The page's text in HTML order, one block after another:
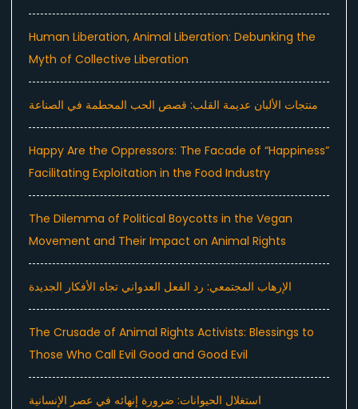
Human Liberation, Animal Liberation: Debunking the
Myth of Collective Liberation
منتجات الألبان عديمة القلب: قصص الحب المحطمة في الصناعة
Happy Are the Oppressors: The Facade of “Happiness”
Facilitating Exploitation in the Food Industry
The Dilemma of Political Boycotts in the Vegan
Movement and Their Impact on Animal Rights
الإرهاب المجتمعي: رد الفعل العدواني تجاه الأفكار الجديدة
The Crusade of Animal Rights Activists: Blessings to
Those Who Call Evil Good and Good Evil
استغلال الحيوانات: ضرورة إنهائه في عصر الإنسانية